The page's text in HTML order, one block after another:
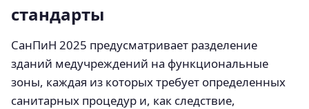
стандарты
СанПиН 2025 предусматривает разделение
зданий медучреждений на функциональные
зоны, каждая из которых требует определенных
санитарных процедур и, как следствие,